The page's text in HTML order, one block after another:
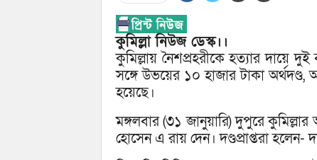
কুমিল্লা নিউজ ডেস্ক।।
কুমিল্লায় নৈশপ্রহরীকে হত্যার দায়ে
সঙ্গে উভয়ের ১০ হাজার টাকা অর্থদণ্ড,
হয়েছে।
মঙ্গলবার (৩১ জানুয়ারি) দুপুরে
হোসেন এ রায় দেন। দণ্ডপ্রাপ্তরা